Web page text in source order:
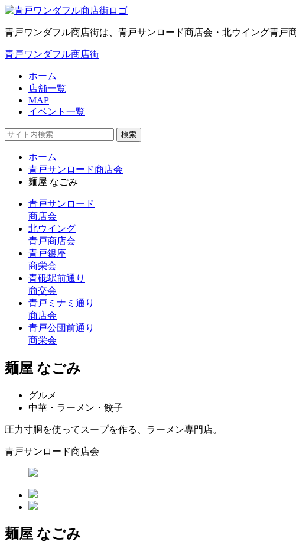
青戸ワンダフル商店街は、青戸サンロード商店会・北ウイング青
青戸ワンダフル商店街
ホーム
店舗一覧
MAP
イベント一覧
検索
ホーム
青戸サンロード商店会
麺屋 なごみ
青戸サンロード
商店会
北ウイング
青戸商店会
青戸銀座
商栄会
青砥駅前通り
商交会
青戸ミナミ通り
商店会
青戸公団前通り
商栄会
麺屋 なごみ
グルメ
中華・ラーメン・餃子
圧力寸胴を使ってスープを作る、ラーメン専門店。
青戸サンロード商店会
麺屋 なごみ